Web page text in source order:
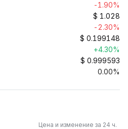
-1.90%
$ 1.028
-2.30%
$ 0.199148
+4.30%
$ 0.999593
0.00%
Цена и изменение за 24 ч.